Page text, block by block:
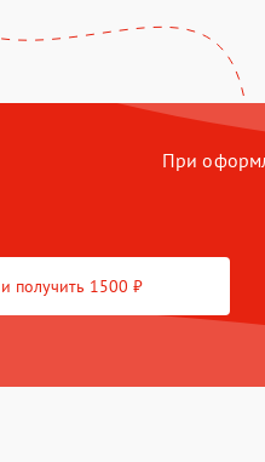
При
получить 1500 ₽